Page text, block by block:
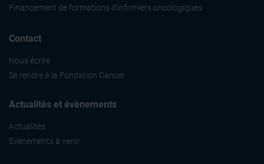
Financement de formations d'infirmiers oncologiques
Contact
Nous écrire
Se rendre à la Fondation Cancer
Actualités et évènements
Actualités
Evènements à venir